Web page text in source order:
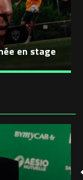
en stage